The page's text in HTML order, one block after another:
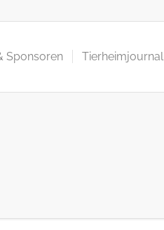
Sponsoren Tierheimjournal